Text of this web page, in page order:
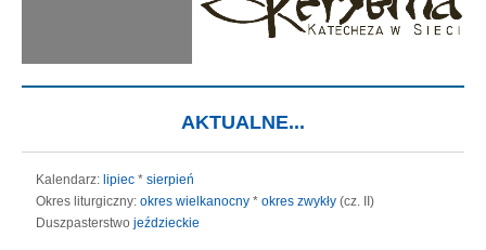
AKTUALNE...
Kalendarz: lipiec * sierpień
Okres liturgiczny: okres wielkanocny * okres zwykły (cz. II)
Duszpasterstwo jeździeckie